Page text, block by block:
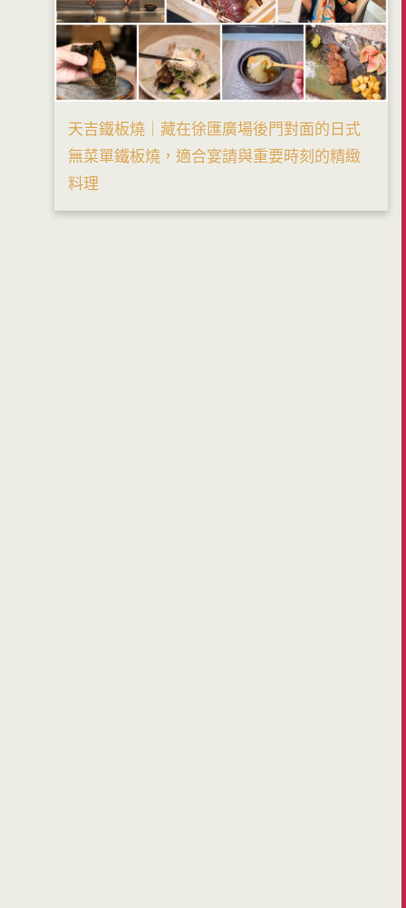
天吉鐵板燒｜藏在徐匯廣場後門對面的日式
無菜單鐵板燒，適合宴請與重要時刻的精緻
料理